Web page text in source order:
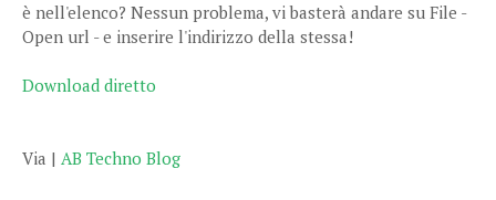
è nell'elenco? Nessun problema, vi basterà andare su File -
Open url - e inserire l'indirizzo della stessa!
Download diretto
Via | AB Techno Blog